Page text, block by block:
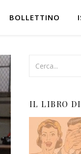
BOLLETTINO
IL LIBRO